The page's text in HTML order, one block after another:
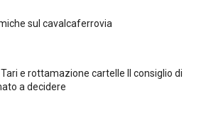
sul cavalcaferrovia
e rottamazione cartelle Il consiglio di
a decidere